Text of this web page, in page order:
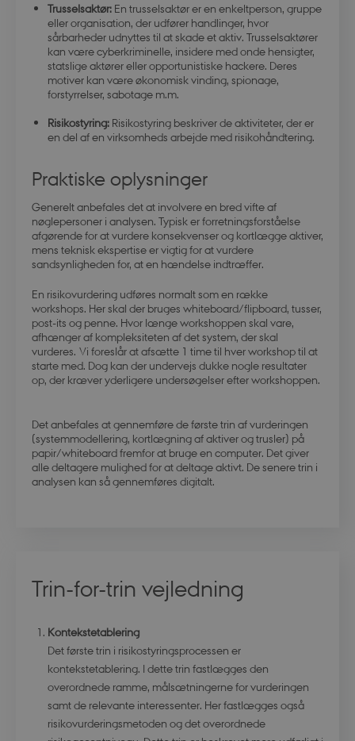
Trusselsaktør: En trusselsaktør er en enkeltperson, gruppe
eller organisation, der udfører handlinger, hvor
sårbarheder udnyttes til at skade et aktiv. Trusselsaktører
kan være cyberkriminelle, insidere med onde hensigter,
statslige aktører eller opportunistiske hackere. Deres
motiver kan være økonomisk vinding, spionage,
forstyrrelser, sabotage m.m.
Risikostyring: Risikostyring beskriver de aktiviteter, der er
en del af en virksomheds arbejde med risikohåndtering.
Praktiske oplysninger
Generelt anbefales det at involvere en bred vifte af
nøglepersoner i analysen. Typisk er forretningsforståelse
afgørende for at vurdere konsekvenser og kortlægge aktiver,
mens teknisk ekspertise er vigtig for at vurdere
sandsynligheden for, at en hændelse indtræffer.
En risikovurdering udføres normalt som en række
workshops. Her skal der bruges whiteboard/flipboard, tusser,
post-its og penne. Hvor længe workshoppen skal vare,
afhænger af kompleksiteten af det system, der skal
vurderes. Vi foreslår at afsætte 1 time til hver workshop til at
starte med. Dog kan der undervejs dukke nogle resultater
op, der kræver yderligere undersøgelser efter workshoppen.
Det anbefales at gennemføre de første trin af vurderingen
(systemmodellering, kortlægning af aktiver og trusler) på
papir/whiteboard fremfor at bruge en computer. Det giver
alle deltagere mulighed for at deltage aktivt. De senere trin i
analysen kan så gennemføres digitalt.
Trin-for-trin vejledning
Kontekstetablering
Det første trin i risikostyringsprocessen er
kontekstetablering. I dette trin fastlægges den
overordnede ramme, målsætningerne for vurderingen
samt de relevante interessenter. Her fastlægges også
risikovurderingsmetoden og det overordnede